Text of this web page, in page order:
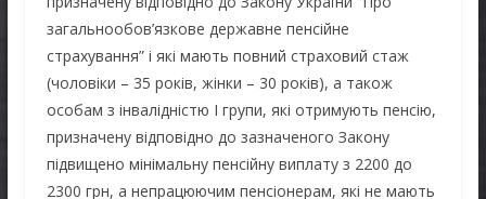
загальнообов’язкове державне пенсійне
страхування” і які мають повний страховий стаж
(чоловіки – 35 років, жінки – 30 років), а також
особам з інвалідністю І групи, які отримують пенсію,
призначену відповідно до зазначеного Закону
підвищено мінімальну пенсійну виплату з 2200 до
2300 грн, а непрацюючим пенсіонерам, які не мають